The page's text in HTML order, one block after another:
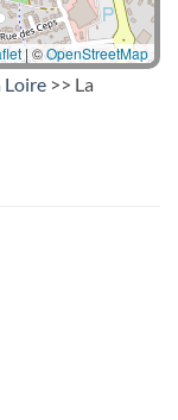
| ©OpenStreetMap
Loire >> La